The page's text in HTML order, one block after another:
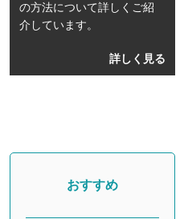
の方法について詳しくご紹
介しています。
詳しく見る
おすすめ